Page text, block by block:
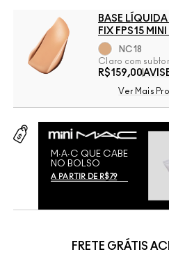
BASE
FIX FPS15 MINI
NC18
Claro com
R$159,00
Ver Mais
M∙A∙C QUE CABE
NO BOLSO
A PARTIR DE R$79
FRETE GRÁTIS